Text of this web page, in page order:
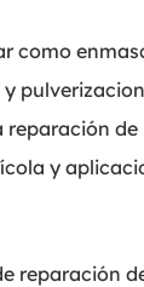
como
reparación de
y
reparación